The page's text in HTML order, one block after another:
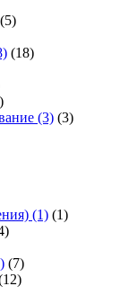
(5)
(18)
(3) (3)
(1) (1)
(7)